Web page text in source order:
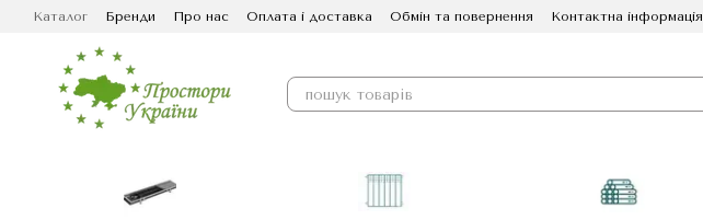
Перейти до основного контенту
Каталог Бренди Про нас Оплата і доставка Обмін та повернення Контактна інформація